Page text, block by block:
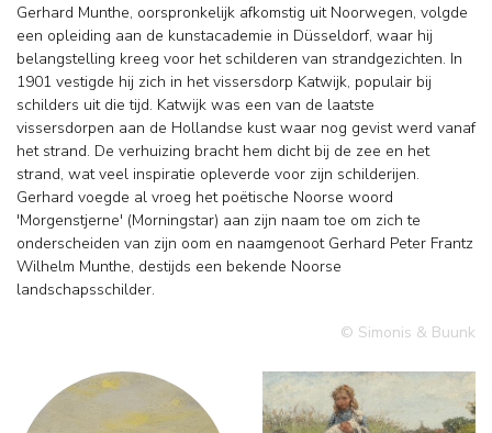
Gerhard Munthe, oorspronkelijk afkomstig uit Noorwegen, volgde
een opleiding aan de kunstacademie in Düsseldorf, waar hij
belangstelling kreeg voor het schilderen van strandgezichten. In
1901 vestigde hij zich in het vissersdorp Katwijk, populair bij
schilders uit die tijd. Katwijk was een van de laatste
vissersdorpen aan de Hollandse kust waar nog gevist werd vanaf
het strand. De verhuizing bracht hem dicht bij de zee en het
strand, wat veel inspiratie opleverde voor zijn schilderijen.
Gerhard voegde al vroeg het poëtische Noorse woord
'Morgenstjerne' (Morningstar) aan zijn naam toe om zich te
onderscheiden van zijn oom en naamgenoot Gerhard Peter Frantz
Wilhelm Munthe, destijds een bekende Noorse
landschapsschilder.
© Simonis & Buunk